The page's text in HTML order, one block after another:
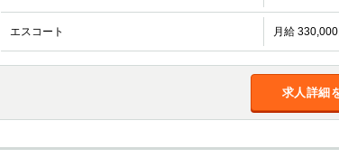
エスコート 月給
求人詳細
茅ヶ崎 戸塚 たまプラーザ
厚木
桜木町
志木